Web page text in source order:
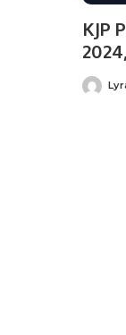
KJP
Posted